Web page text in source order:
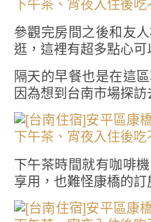
參觀完房間之後和友
逛，這裡有超多點心可
隔天的早餐也是在這
因為想到台南市場探訪
下午茶時間就有咖啡
享用，也難怪康橋的